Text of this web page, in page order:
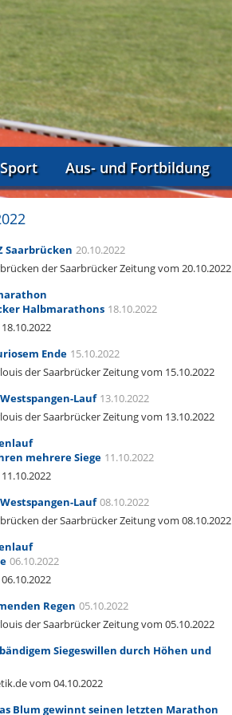
Sport Aus- und Fortbildung
Saarbrücken 20.10.2022
der Saarbrücker Zeitung vom 20.10.2022
Halbmarathons 18.10.2022
Ende 15.10.2022
der Saarbrücker Zeitung vom 15.10.2022
Lauf13.10.2022
der Saarbrücker Zeitung vom 13.10.2022
mehrere Siege 11.10.2022
Lauf08.10.2022
der Saarbrücker Zeitung vom 08.10.2022
06.10.2022
Regen 05.10.2022
der Saarbrücker Zeitung vom 05.10.2022
Siegeswillen durch Höhen und
vom 04.10.2022
Blum gewinnt seinen letzten Marathon